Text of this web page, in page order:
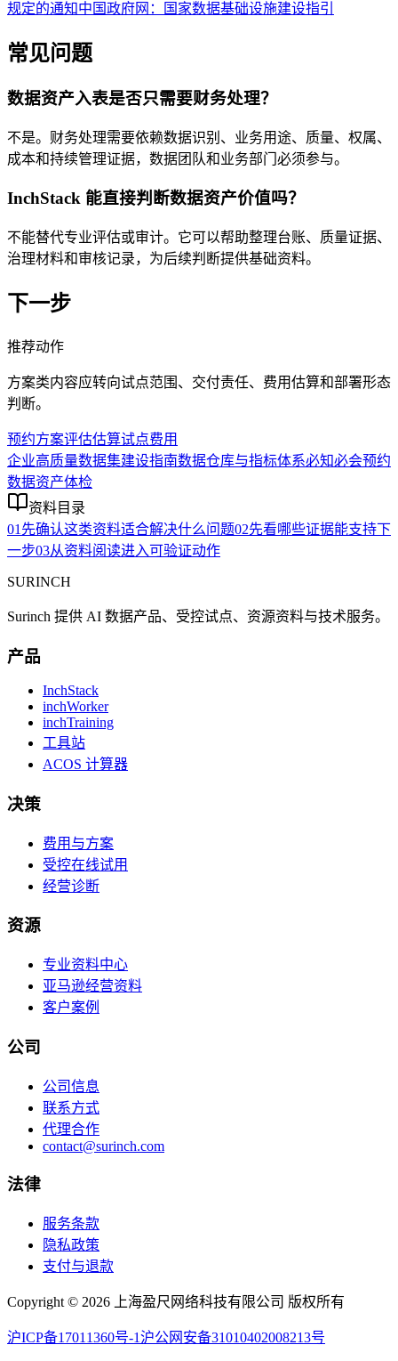
规定的通知中国政府网：国家数据基础设施建设指引
常见问题
数据资产入表是否只需要财务处理？
不是。财务处理需要依赖数据识别、业务用途、质量、权属、
成本和持续管理证据，数据团队和业务部门必须参与。
InchStack 能直接判断数据资产价值吗？
不能替代专业评估或审计。它可以帮助整理台账、质量证据、
治理材料和审核记录，为后续判断提供基础资料。
下一步
推荐动作
方案类内容应转向试点范围、交付责任、费用估算和部署形态
判断。
预约方案评估估算试点费用
企业高质量数据集建设指南数据仓库与指标体系必知必会预约
数据资产体检
资料目录
01 先确认这类资料适合解决什么问题02先看哪些证据能支持下
一步03从资料阅读进入可验证动作
SURINCH
Surinch 提供 AI 数据产品、受控试点、资源资料与技术服务。
产品
InchStack
inchWorker
inchTraining
工具站
ACOS 计算器
决策
费用与方案
受控在线试用
经营诊断
资源
专业资料中心
亚马逊经营资料
客户案例
公司
公司信息
联系方式
代理合作
contact@surinch.com
法律
服务条款
隐私政策
支付与退款
Copyright © 2026 上海盈尺网络科技有限公司 版权所有
沪ICP备17011360号-1沪公网安备31010402008213号